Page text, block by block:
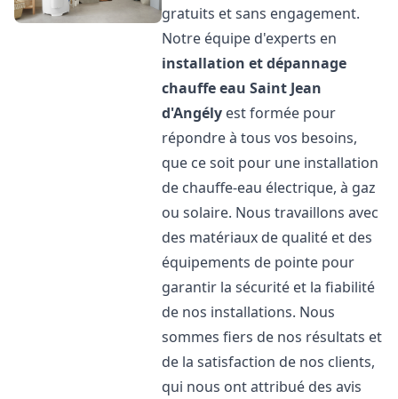
gratuits et sans engagement.
Notre équipe d'experts en
installation et dépannage
chauffe eau Saint Jean
d'Angély est formée pour
répondre à tous vos besoins,
que ce soit pour une installation
de chauffe-eau électrique, à gaz
ou solaire. Nous travaillons avec
des matériaux de qualité et des
équipements de pointe pour
garantir la sécurité et la fiabilité
de nos installations. Nous
sommes fiers de nos résultats et
de la satisfaction de nos clients,
qui nous ont attribué des avis